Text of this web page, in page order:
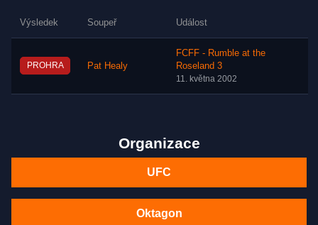
Výsledek Soupeř Událost
PROHRA Pat Healy
FCFF - Rumble at the
Roseland 3
11. května 2002
Organizace
UFC
Oktagon